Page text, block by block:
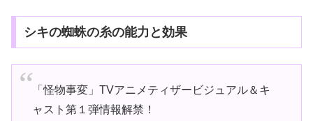
シキの蜘蛛の糸の能力と効果
「怪物事変」TVアニメティザービジュアル＆キ
ャスト第１弾情報解禁！